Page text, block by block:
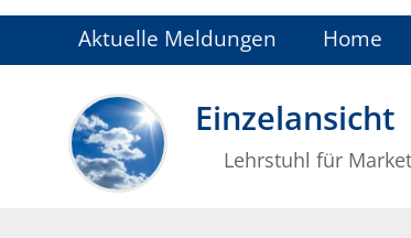
Aktuelle Meldungen Home
Einzelansicht
Lehrstuhl für